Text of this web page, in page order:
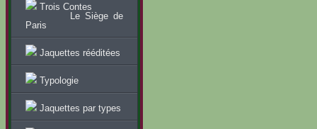
Trois Contes
Le Siège de
Paris
Jaquettes rééditées
Typologie
Jaquettes par types